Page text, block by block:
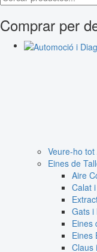
Comprar per
Veure-ho
Eines de
Aire
Calat
Gats i
Eines
Eines
Claus